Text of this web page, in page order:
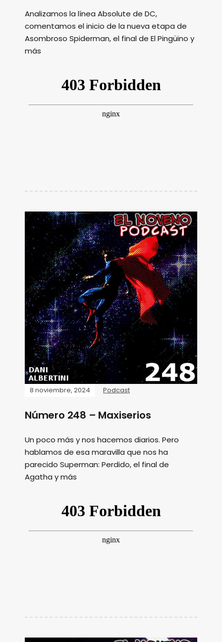
Analizamos la línea Absolute de DC,
comentamos el inicio de la nueva etapa de
Asombroso Spiderman, el final de El Pingüino y
más
8 noviembre, 2024 Podcast
Número 248 – Maxiserios
Un poco más y nos hacemos diarios. Pero
hablamos de esa maravilla que nos ha
parecido Superman: Perdido, el final de
Agatha y más